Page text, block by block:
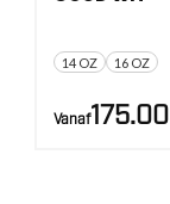
14 OZ 16 OZ
Vanaf175.00